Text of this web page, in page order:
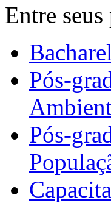
Entre
Pós-
Pós-